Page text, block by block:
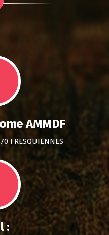
AMMDF
FRESQUIENNES
: